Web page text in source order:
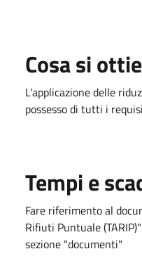
Cosa si
L'applicazione delle
possesso di tutti i
Tempi e
Fare riferimento al
Rifiuti Puntuale
sezione "documenti"